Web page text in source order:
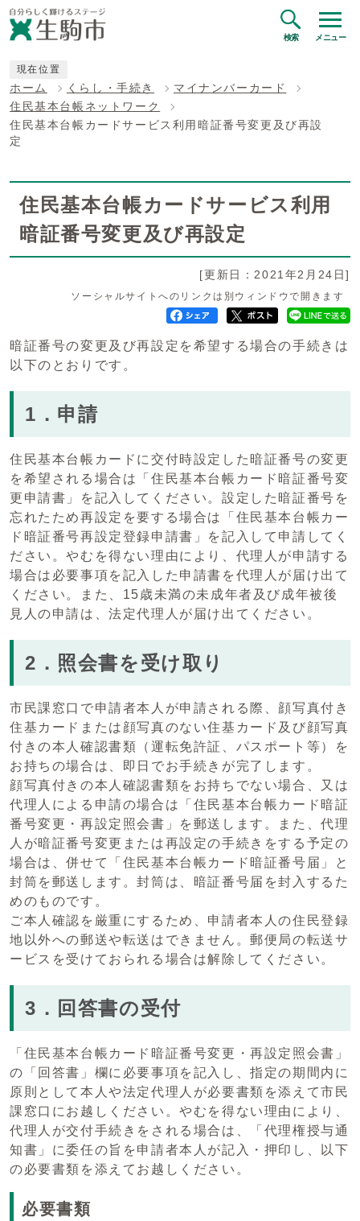
検索 メニュー
現在位置
ホーム くらし・手続き
マイナンバーカード
住民基本台帳ネットワーク
住民基本台帳カードサービス利用暗証番号変更及び再設
定
住民基本台帳カードサービス利用
暗証番号変更及び再設定
[更新日：2021年2月24日]
ソーシャルサイトへのリンクは別ウィンドウで開きます
暗証番号の変更及び再設定を希望する場合の手続きは
以下のとおりです。
1．申請
住民基本台帳カードに交付時設定した暗証番号の変更
を希望される場合は「住民基本台帳カード暗証番号変
更申請書」を記入してください。設定した暗証番号を
忘れたため再設定を要する場合は「住民基本台帳カー
ド暗証番号再設定登録申請書」を記入して申請してく
ださい。やむを得ない理由により、代理人が申請する
場合は必要事項を記入した申請書を代理人が届け出て
ください。また、15歳未満の未成年者及び成年被後
見人の申請は、法定代理人が届け出てください。
2．照会書を受け取り
市民課窓口で申請者本人が申請される際、顔写真付き
住基カードまたは顔写真のない住基カード及び顔写真
付きの本人確認書類（運転免許証、パスポート等）を
お持ちの場合は、即日でお手続きが完了します。
顔写真付きの本人確認書類をお持ちでない場合、又は
代理人による申請の場合は「住民基本台帳カード暗証
番号変更・再設定照会書」を郵送します。また、代理
人が暗証番号変更または再設定の手続きをする予定の
場合は、併せて「住民基本台帳カード暗証番号届」と
封筒を郵送します。封筒は、暗証番号届を封入するた
めのものです。
ご本人確認を厳重にするため、申請者本人の住民登録
地以外への郵送や転送はできません。郵便局の転送サ
ービスを受けておられる場合は解除してください。
3．回答書の受付
「住民基本台帳カード暗証番号変更・再設定照会書」
の「回答書」欄に必要事項を記入し、指定の期間内に
原則として本人や法定代理人が必要書類を添えて市民
課窓口にお越しください。やむを得ない理由により、
代理人が交付手続きをされる場合は、「代理権授与通
知書」に委任の旨を申請者本人が記入・押印し、以下
の必要書類を添えてお越しください。
必要書類